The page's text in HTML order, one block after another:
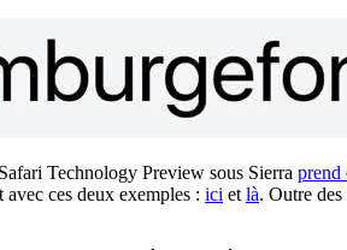
Technology Preview sous Sierra prend
avec ces deux exemples : ici et là. Outre